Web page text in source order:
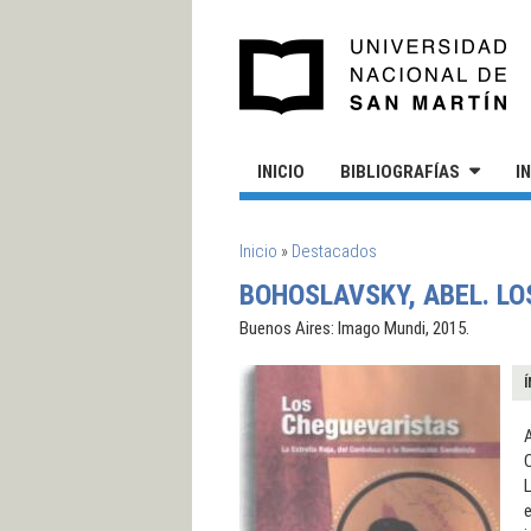
INICIO BIBLIOGRAFÍAS
SE ENCUENTRA USTED AQUÍ
Inicio » Destacados
BOHOSLAVSKY, ABEL.
Buenos Aires: Imago Mundi, 2015.